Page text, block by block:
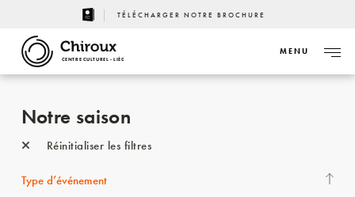
TÉLÉCHARGER NOTRE BROCHURE
CENTRE CULTUREL - LIÈGE
MENU
Notre saison
Réinitialiser les filtres
Type d’événement